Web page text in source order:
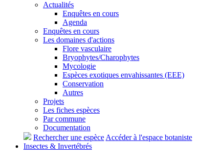
Actualités
Enquêtes en cours
Agenda
Enquêtes en cours
Les domaines d'actions
Flore vasculaire
Bryophytes/Charophytes
Mycologie
Espèces exotiques envahissantes (EEE)
Conservation
Autres
Projets
Les fiches espèces
Par commune
Documentation
Rechercher une espèceAccéder à l'espace botaniste
Insectes & Invertébrés